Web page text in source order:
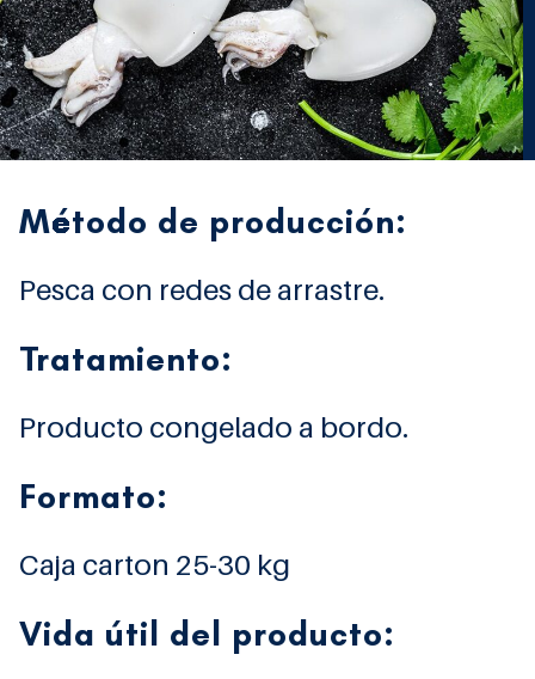
Método de producción:
Pesca con redes de arrastre.
Tratamiento:
Producto congelado a bordo.
Formato:
Caja carton 25-30 kg
Vida útil del producto: